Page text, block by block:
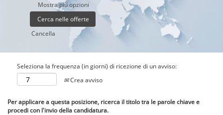
Mostra più opzioni
Cancella
Seleziona la frequenza (in giorni) di ricezione di un avviso:
Crea avviso
Per applicare a questa posizione, ricerca il titolo tra le parole chiave e
procedi con l'invio della candidatura.